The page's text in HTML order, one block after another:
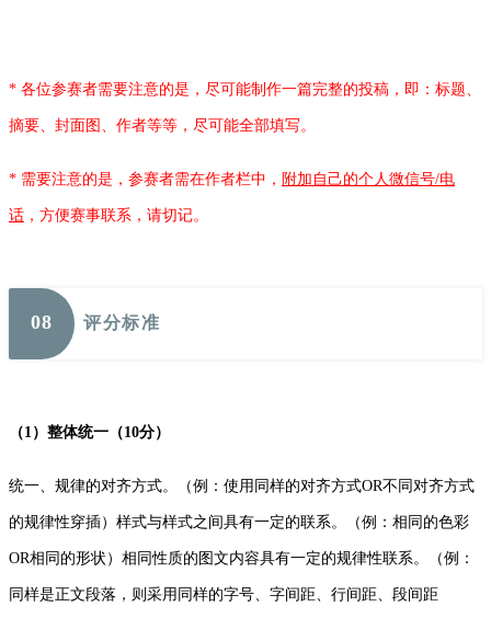
* 各位参赛者需要注意的是，尽可能制作一篇完整的投稿，即：标题、
摘要、封面图、作者等等，尽可能全部填写。
* 需要注意的是，参赛者需在作者栏中， 附加自己的个人微信号/电
话 ，方便赛事联系，请切记。
08 评分标准
（1）整体统一（10分）
统一、规律的对齐方式。（例：使用同样的对齐方式OR不同对齐方式
的规律性穿插）样式与样式之间具有一定的联系。（例：相同的色彩
OR相同的形状）相同性质的图文内容具有一定的规律性联系。（例：
同样是正文段落，则采用同样的字号、字间距、行间距、段间距